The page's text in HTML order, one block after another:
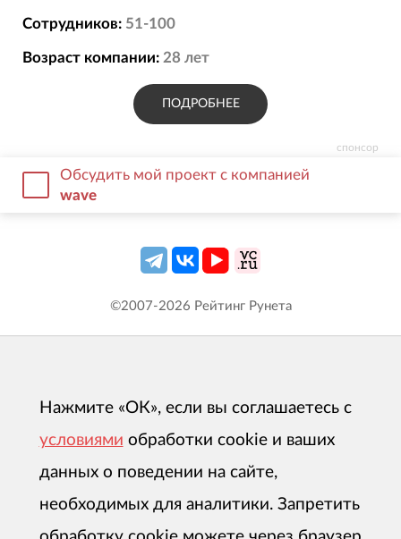
спонсор
Сотрудников: 51-100
Возраст компании: 28 лет
ПОДРОБНЕЕ
Обсудить мой проект с компанией
wave
©2007-2026 Рейтинг Рунета
Нажмите «ОК», если вы соглашаетесь с
условиями обработки cookie и ваших
данных о поведении на сайте,
необходимых для аналитики. Запретить